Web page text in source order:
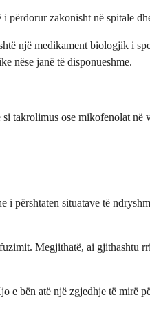
zakonisht në spitale
një medikament biologjik i
nëse janë të disponueshme.
takrolimus ose mikofenolat në
situatave të
Megjithatë, ai gjithashtu
bën atë një zgjedhje të mirë